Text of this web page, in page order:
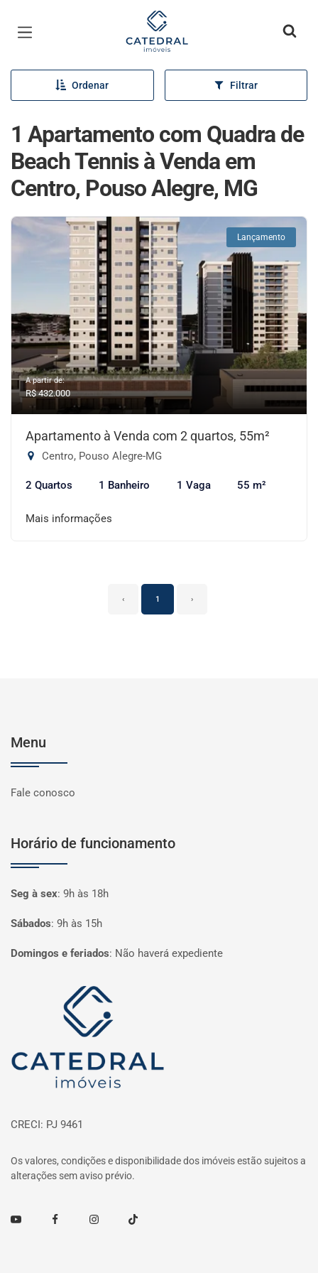
Página inicial
Ordenar Filtrar
1 Apartamento com Quadra de
Beach Tennis à Venda em
Centro, Pouso Alegre, MG
Lançamento
A partir de:
R$ 432.000
Apartamento à Venda com 2 quartos, 55m²
Centro, Pouso Alegre-MG
2 Quartos 1 Banheiro 1 Vaga 55 m²
Mais informações
‹ 1 ›
Menu
Fale conosco
Horário de funcionamento
Seg à sex: 9h às 18h
Sábados: 9h às 15h
Domingos e feriados: Não haverá expediente
Página inicial
CRECI: PJ 9461
Os valores, condições e disponibilidade dos imóveis estão sujeitos a
alterações sem aviso prévio.
Youtube FacebookInstagramTikTok